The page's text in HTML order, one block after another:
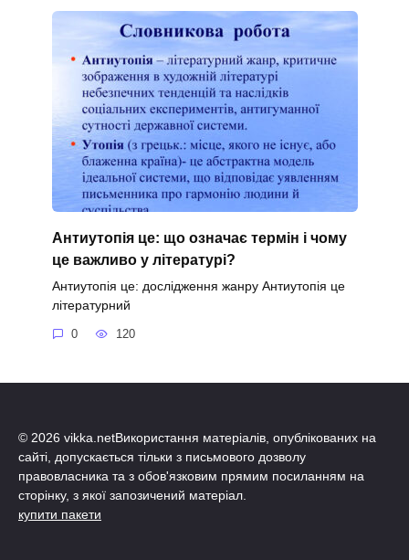
Антиутопія це: що означає термін і чому
це важливо у літературі?
Антиутопія це: дослідження жанру Антиутопія це
літературний
0 120
© 2026 vikka.netВикористання матеріалів, опублікованих на
сайті, допускається тільки з письмового дозволу
правовласника та з обов'язковим прямим посиланням на
сторінку, з якої запозичений матеріал.
купити пакети